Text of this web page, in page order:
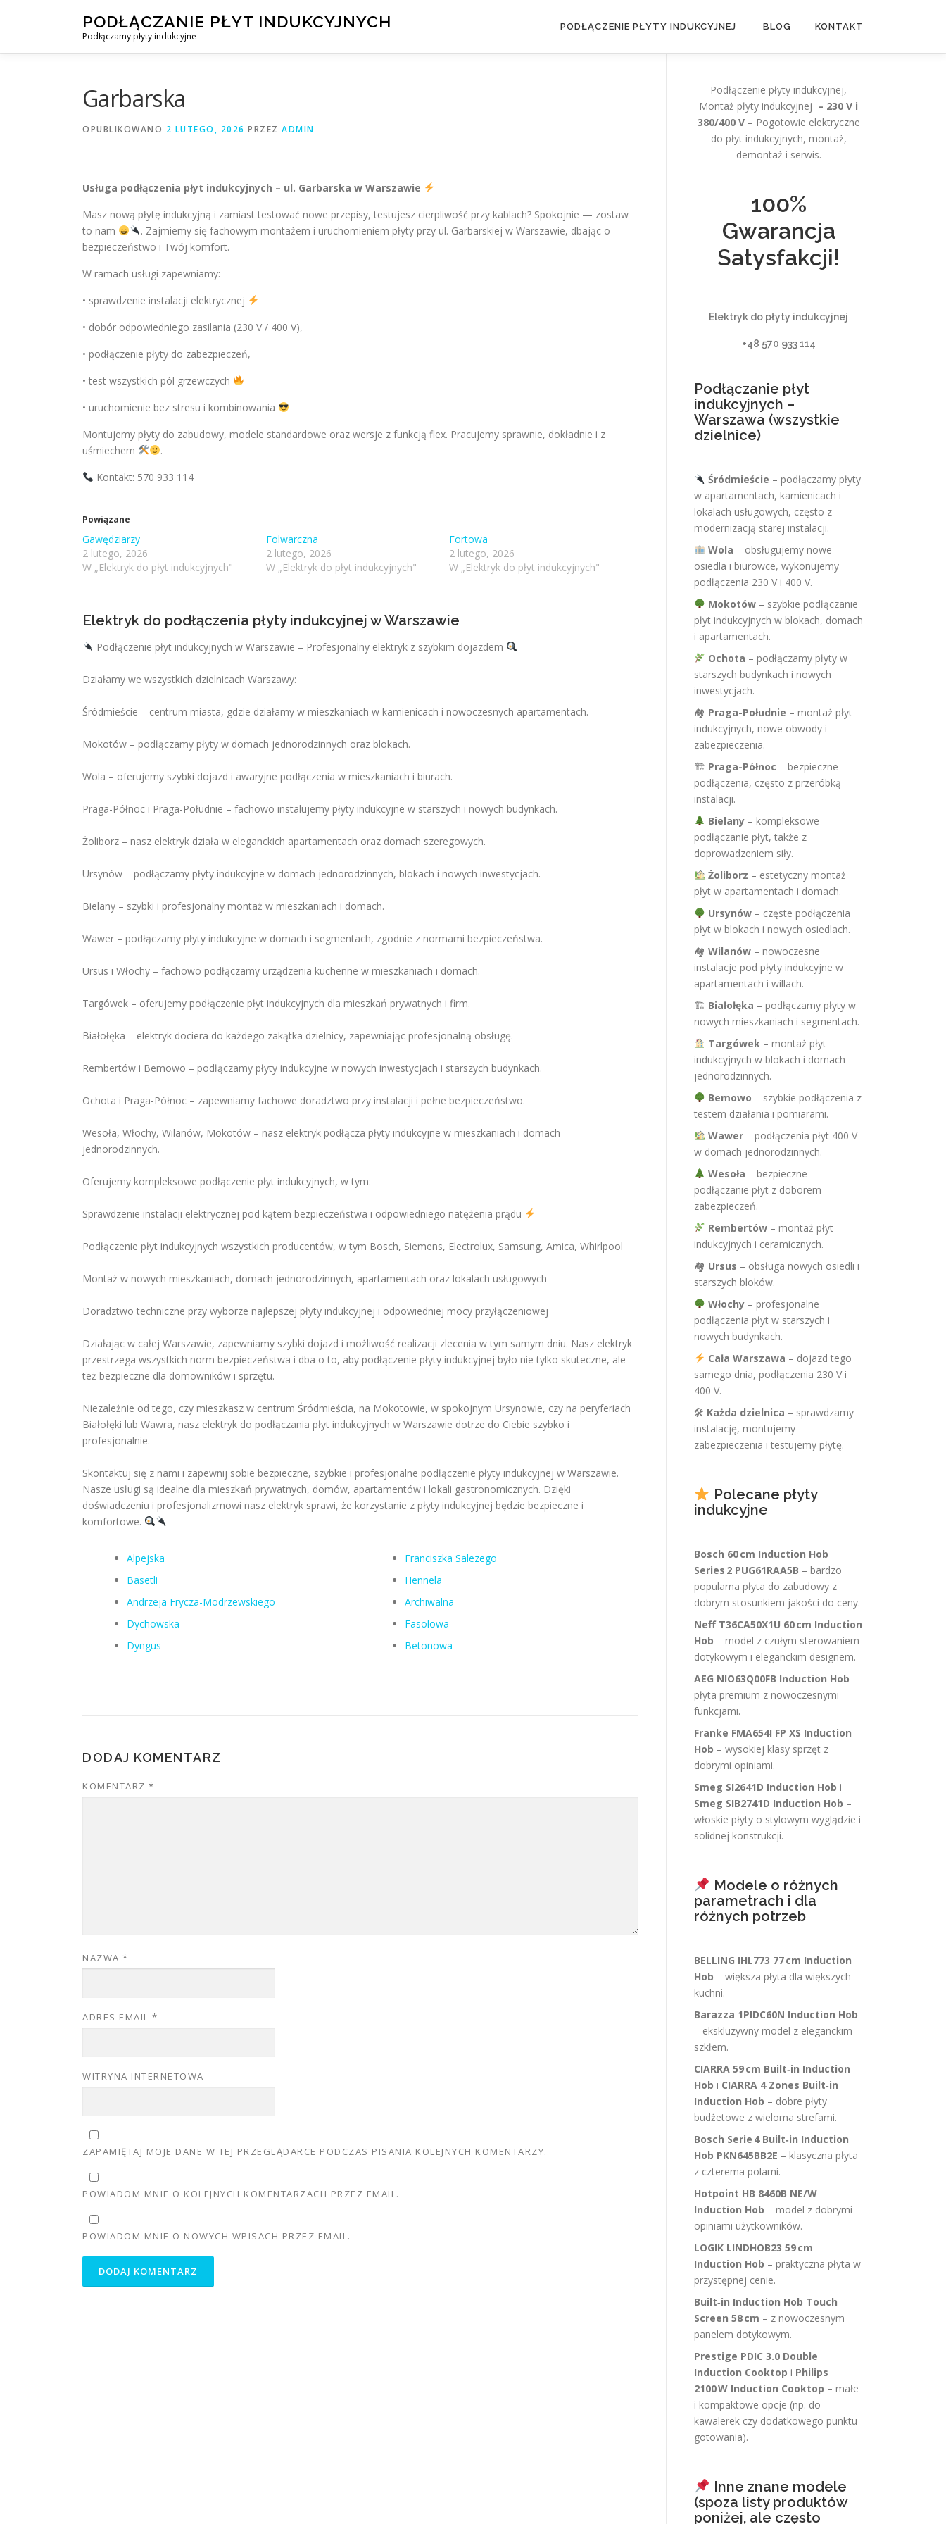
PODŁĄCZANIE PŁYT INDUKCYJNYCH
Podłączamy płyty indukcyjne
PODŁĄCZENIE PŁYTY INDUKCYJNEJ BLOG KONTAKT
Garbarska
OPUBLIKOWANO 2 LUTEGO, 2026 PRZEZ ADMIN
Usługa podłączenia płyt indukcyjnych – ul. Garbarska w Warszawie
Masz nową płytę indukcyjną i zamiast testować nowe przepisy, testujesz cierpliwość przy kablach? Spokojnie — zostaw
to nam
. Zajmiemy się fachowym montażem i uruchomieniem płyty przy ul. Garbarskiej w Warszawie, dbając o
bezpieczeństwo i Twój komfort.
W ramach usługi zapewniamy:
• sprawdzenie instalacji elektrycznej
• dobór odpowiedniego zasilania (230 V / 400 V),
• podłączenie płyty do zabezpieczeń,
• test wszystkich pól grzewczych
• uruchomienie bez stresu i kombinowania
Montujemy płyty do zabudowy, modele standardowe oraz wersje z funkcją flex. Pracujemy sprawnie, dokładnie i z
uśmiechem
.
Kontakt: 570 933 114
Powiązane
Gawędziarzy
2 lutego, 2026
W „Elektryk do płyt indukcyjnych"
Folwarczna
2 lutego, 2026
W „Elektryk do płyt indukcyjnych"
Fortowa
2 lutego, 2026
W „Elektryk do płyt indukcyjnych"
Elektryk do podłączenia płyty indukcyjnej w Warszawie
Podłączenie płyt indukcyjnych w Warszawie – Profesjonalny elektryk z szybkim dojazdem
Działamy we wszystkich dzielnicach Warszawy:
Śródmieście – centrum miasta, gdzie działamy w mieszkaniach w kamienicach i nowoczesnych apartamentach.
Mokotów – podłączamy płyty w domach jednorodzinnych oraz blokach.
Wola – oferujemy szybki dojazd i awaryjne podłączenia w mieszkaniach i biurach.
Praga-Północ i Praga-Południe – fachowo instalujemy płyty indukcyjne w starszych i nowych budynkach.
Żoliborz – nasz elektryk działa w eleganckich apartamentach oraz domach szeregowych.
Ursynów – podłączamy płyty indukcyjne w domach jednorodzinnych, blokach i nowych inwestycjach.
Bielany – szybki i profesjonalny montaż w mieszkaniach i domach.
Wawer – podłączamy płyty indukcyjne w domach i segmentach, zgodnie z normami bezpieczeństwa.
Ursus i Włochy – fachowo podłączamy urządzenia kuchenne w mieszkaniach i domach.
Targówek – oferujemy podłączenie płyt indukcyjnych dla mieszkań prywatnych i firm.
Białołęka – elektryk dociera do każdego zakątka dzielnicy, zapewniając profesjonalną obsługę.
Rembertów i Bemowo – podłączamy płyty indukcyjne w nowych inwestycjach i starszych budynkach.
Ochota i Praga-Północ – zapewniamy fachowe doradztwo przy instalacji i pełne bezpieczeństwo.
Wesoła, Włochy, Wilanów, Mokotów – nasz elektryk podłącza płyty indukcyjne w mieszkaniach i domach
jednorodzinnych.
Oferujemy kompleksowe podłączenie płyt indukcyjnych, w tym:
Sprawdzenie instalacji elektrycznej pod kątem bezpieczeństwa i odpowiedniego natężenia prądu
Podłączenie płyt indukcyjnych wszystkich producentów, w tym Bosch, Siemens, Electrolux, Samsung, Amica, Whirlpool
Montaż w nowych mieszkaniach, domach jednorodzinnych, apartamentach oraz lokalach usługowych
Doradztwo techniczne przy wyborze najlepszej płyty indukcyjnej i odpowiedniej mocy przyłączeniowej
Działając w całej Warszawie, zapewniamy szybki dojazd i możliwość realizacji zlecenia w tym samym dniu. Nasz elektryk
przestrzega wszystkich norm bezpieczeństwa i dba o to, aby podłączenie płyty indukcyjnej było nie tylko skuteczne, ale
też bezpieczne dla domowników i sprzętu.
Niezależnie od tego, czy mieszkasz w centrum Śródmieścia, na Mokotowie, w spokojnym Ursynowie, czy na peryferiach
Białołęki lub Wawra, nasz elektryk do podłączania płyt indukcyjnych w Warszawie dotrze do Ciebie szybko i
profesjonalnie.
Skontaktuj się z nami i zapewnij sobie bezpieczne, szybkie i profesjonalne podłączenie płyty indukcyjnej w Warszawie.
Nasze usługi są idealne dla mieszkań prywatnych, domów, apartamentów i lokali gastronomicznych. Dzięki
doświadczeniu i profesjonalizmowi nasz elektryk sprawi, że korzystanie z płyty indukcyjnej będzie bezpieczne i
komfortowe.
Alpejska
Basetli
Andrzeja Frycza-Modrzewskiego
Dychowska
Dyngus
Franciszka Salezego
Hennela
Archiwalna
Fasolowa
Betonowa
DODAJ KOMENTARZ
KOMENTARZ *
NAZWA *
ADRES EMAIL *
WITRYNA INTERNETOWA
ZAPAMIĘTAJ MOJE DANE W TEJ PRZEGLĄDARCE PODCZAS PISANIA KOLEJNYCH KOMENTARZY.
POWIADOM MNIE O KOLEJNYCH KOMENTARZACH PRZEZ EMAIL.
POWIADOM MNIE O NOWYCH WPISACH PRZEZ EMAIL.
Podłączenie płyty indukcyjnej,
Montaż płyty indukcyjnej – 230 V i
380/400 V– Pogotowie elektryczne
do płyt indukcyjnych, montaż,
demontaż i serwis.
100%
Gwarancja
Satysfakcji!
Elektryk do płyty indukcyjnej
+48 570 933 114
Podłączanie płyt
indukcyjnych –
Warszawa (wszystkie
dzielnice)
Śródmieście – podłączamy płyty
w apartamentach, kamienicach i
lokalach usługowych, często z
modernizacją starej instalacji.
Wola – obsługujemy nowe
osiedla i biurowce, wykonujemy
podłączenia 230 V i 400 V.
Mokotów– szybkie podłączanie
płyt indukcyjnych w blokach, domach
i apartamentach.
Ochota – podłączamy płyty w
starszych budynkach i nowych
inwestycjach.
🏘 Praga-Południe – montaż płyt
indukcyjnych, nowe obwody i
zabezpieczenia.
🏗 Praga-Północ – bezpieczne
podłączenia, często z przeróbką
instalacji.
Bielany– kompleksowe
podłączanie płyt, także z
doprowadzeniem siły.
Żoliborz – estetyczny montaż
płyt w apartamentach i domach.
Ursynów– częste podłączenia
płyt w blokach i nowych osiedlach.
🏘 Wilanów – nowoczesne
instalacje pod płyty indukcyjne w
apartamentach i willach.
🏗 Białołęka – podłączamy płyty w
nowych mieszkaniach i segmentach.
Targówek– montaż płyt
indukcyjnych w blokach i domach
jednorodzinnych.
Bemowo – szybkie podłączenia z
testem działania i pomiarami.
Wawer– podłączenia płyt 400 V
w domach jednorodzinnych.
Wesoła – bezpieczne
podłączanie płyt z doborem
zabezpieczeń.
Rembertów– montaż płyt
indukcyjnych i ceramicznych.
🏘 Ursus – obsługa nowych osiedli i
starszych bloków.
Włochy– profesjonalne
podłączenia płyt w starszych i
nowych budynkach.
Cała Warszawa – dojazd tego
samego dnia, podłączenia 230 V i
400 V.
🛠 Każda dzielnica – sprawdzamy
instalację, montujemy
zabezpieczenia i testujemy płytę.
Polecane płyty
indukcyjne
Bosch 60 cm Induction Hob
Series 2 PUG61RAA5B – bardzo
popularna płyta do zabudowy z
dobrym stosunkiem jakości do ceny.
Neff T36CA50X1U 60 cm Induction
Hob – model z czułym sterowaniem
dotykowym i eleganckim designem.
AEG NIO63Q00FB Induction Hob –
płyta premium z nowoczesnymi
funkcjami.
Franke FMA654I FP XS Induction
Hob – wysokiej klasy sprzęt z
dobrymi opiniami.
Smeg SI2641D Induction Hob i
Smeg SIB2741D Induction Hob –
włoskie płyty o stylowym wyglądzie i
solidnej konstrukcji.
Modele o różnych
parametrach i dla
różnych potrzeb
BELLING IHL773 77 cm Induction
Hob – większa płyta dla większych
kuchni.
Barazza 1PIDC60N Induction Hob
– ekskluzywny model z eleganckim
szkłem.
CIARRA 59 cm Built‑in Induction
Hob i CIARRA 4 Zones Built‑in
Induction Hob – dobre płyty
budżetowe z wieloma strefami.
Bosch Serie 4 Built‑in Induction
Hob PKN645BB2E – klasyczna płyta
z czterema polami.
Hotpoint HB 8460B NE/W
Induction Hob – model z dobrymi
opiniami użytkowników.
LOGIK LINDHOB23 59 cm
Induction Hob – praktyczna płyta w
przystępnej cenie.
Built‑in Induction Hob Touch
Screen 58 cm – z nowoczesnym
panelem dotykowym.
Prestige PDIC 3.0 Double
Induction Cooktop i Philips
2100 W Induction Cooktop – małe
i kompaktowe opcje (np. do
kawalerek czy dodatkowego punktu
gotowania).
Inne znane modele
(spoza listy produktów
poniżej, ale często